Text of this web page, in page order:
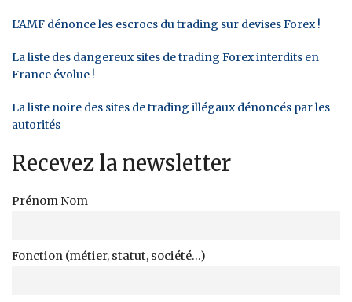
L'AMF dénonce les escrocs du trading sur devises Forex !
La liste des dangereux sites de trading Forex interdits en
France évolue !
La liste noire des sites de trading illégaux dénoncés par les
autorités
Recevez la newsletter
Prénom Nom
Fonction (métier, statut, société...)